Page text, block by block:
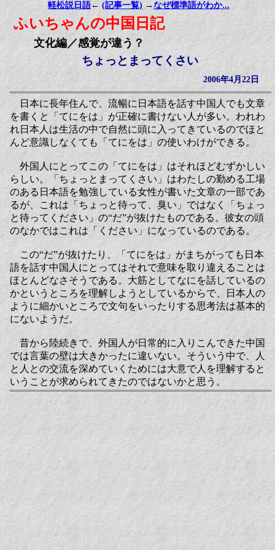
軽松説日語← (記事一覧) → なぜ標準語がわか...
ふいちゃんの中国日記
文化編／感覚が違う？
ちょっとまってくさい
2006年4月22日
日本に長年住んで、流暢に日本語を話す中国人でも文章
を書くと「てにをは」が正確に書けない人が多い。われわ
れ日本人は生活の中で自然に頭に入ってきているのでほと
んど意識しなくても「てにをは」の使いわけができる。
外国人にとってこの「てにをは」はそれほどむずかしい
らしい。「ちょっとまってくさい」はわたしの勤める工場
のある日本語を勉強している女性が書いた文章の一部であ
るが、これは「ちょっと待って、臭い」ではなく「ちょっ
と待ってください」の“だ”が抜けたものである。彼女の頭
のなかではこれは「ください」になっているのである。
この“だ”が抜けたり、「てにをは」がまちがっても日本
語を話す中国人にとってはそれで意味を取り違えることは
ほとんどなさそうである。大筋としてなにを話しているの
かというところを理解しようとしているからで、日本人の
ように細かいところで文句をいったりする思考法は基本的
にないようだ。
昔から陸続きで、外国人が日常的に入りこんできた中国
では言葉の壁は大きかったに違いない。そういう中で、人
と人との交流を深めていくためには大意で人を理解すると
いうことが求められてきたのではないかと思う。